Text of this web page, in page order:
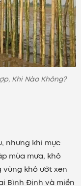
Khi Nào Không?
nhưng khi mực
mùa mưa, khô
khô ướt xen
Bình Định và miền